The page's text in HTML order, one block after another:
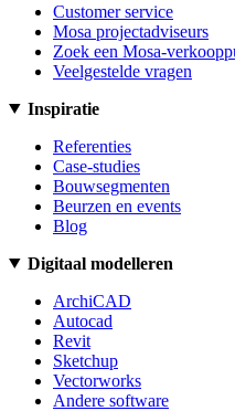
Customer service
Mosa projectadviseurs
Zoek een Mosa-
Veelgestelde vragen
Inspiratie
Referenties
Case-studies
Bouwsegmenten
Beurzen en events
Blog
Digitaal modelleren
ArchiCAD
Autocad
Revit
Sketchup
Vectorworks
Andere software